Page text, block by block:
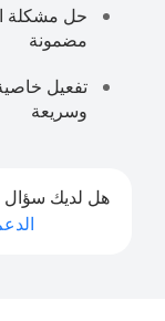
مضمونة
تفعيل
وسريعة
هل لديك سؤال